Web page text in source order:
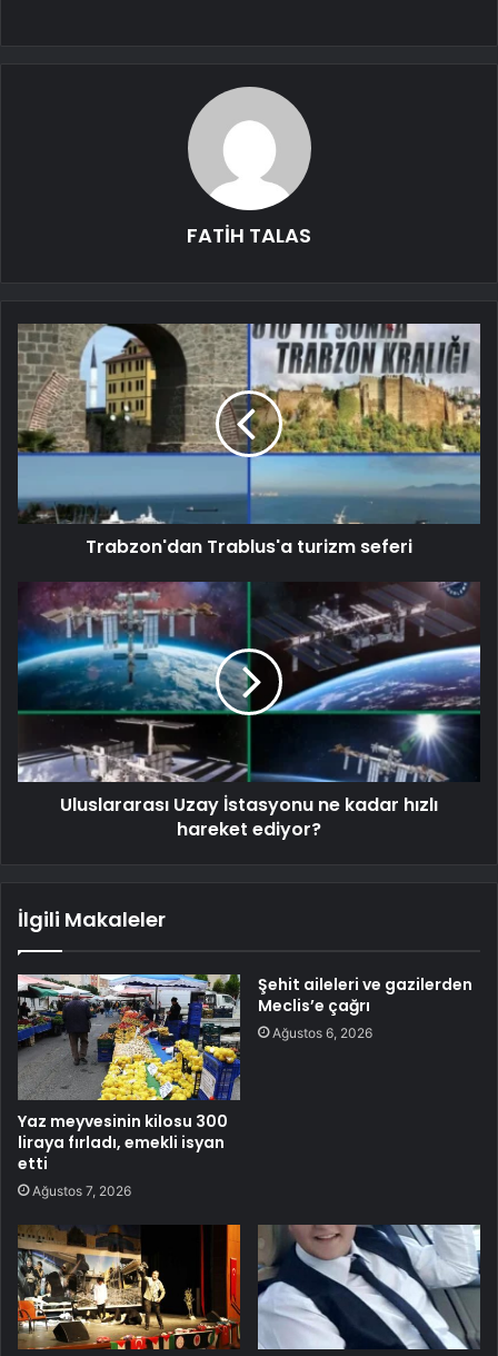
FATİH TALAS
Trabzon'dan Trablus'a turizm seferi
Uluslararası Uzay İstasyonu ne kadar hızlı
hareket ediyor?
İlgili Makaleler
Yaz meyvesinin kilosu 300
liraya fırladı, emekli isyan
etti
Ağustos 7, 2026
Şehit aileleri ve gazilerden
Meclis’e çağrı
Ağustos 6, 2026